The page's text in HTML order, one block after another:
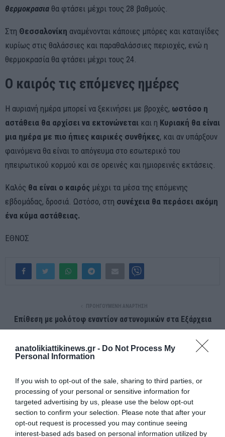
anatolikiattikinews.gr - Do Not Process My
Personal Information
If you wish to opt-out of the sale, sharing to third parties, or
processing of your personal or sensitive information for
targeted advertising by us, please use the below opt-out
section to confirm your selection. Please note that after your
opt-out request is processed you may continue seeing
interest-based ads based on personal information utilized by
θερμοκρασια θα φτάσει μέχρι τους 28 βαθμούς.
Στη Θεσσαλονίκη αναμένονται κάποιες μπόρες και καταιγίδες
κυρίως στις θαλάσσιες και παραθαλάσσιες περιοχές, ενώ η
θερμοκρασία θα φτάσει μέχρι τους 24.
Ο καιρός τις επόμενες ημέρες
Η αυριανή ημέρα μπορεί να ξεκινήσει με βροχές, ωστόσο η
αστάθεια θα αρχίσει να εκτονώνεται και η Κυριακή θα είναι
μια ημέρα με πιο ήπιες καιρικές συνθήκες, και αν υπάρξουν
φαινόμενα θα είναι το απόγευμα στο εσωτερικό του
ηπειρωτικού κορμού και σε ορεινές και ημιορεινές εκτάσεις.
Καλός θα είναι ο καιρός μέχρι τα μέσα της επόμενης
εβδομάδας, δροσιά. Ωστόσο, στη συνέχεια θα περάσει ακόμη
ένα κύμα αστάθειας.
ΕΘΝΟΣ
ΠΡΟΗΓΟΎΜΕΝΗ ΑΝΆΡΤΗΣΗ
Επίθεση με μολότοφ εναντίον αστυνομικών στα Εξάρχεια
ΕΠΌΜΕΝΗ ΑΝΆΡΤΗΣΗ
ΣΧΕΤΙΚΈΣ ΑΝΑΡΤΉΣΕΙΣ